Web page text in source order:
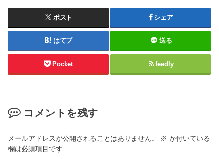
ポスト シェア
はてブ 送る
Pocket feedly
コメントを残す
メールアドレスが公開されることはありません。 ※ が付いている
欄は必須項目です